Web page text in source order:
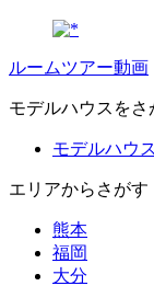
ルームツアー動画
モデルハウスをさ
モデルハウ
エリアからさがす
熊本
福岡
大分